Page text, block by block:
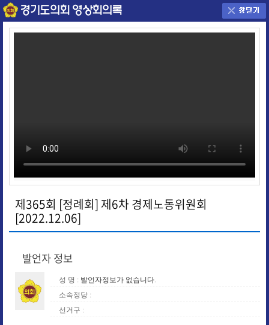
제365회 [정례회] 제6차 경제노동위원회
[2022.12.06]
발언자 정보
성 명 : 발언자정보가 없습니다.
소속정당 :
선거구 :